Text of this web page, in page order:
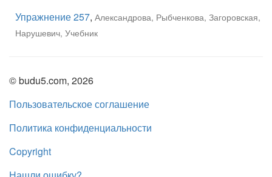
Упражнение 257, Александрова, Рыбченкова, Загоровская,
Нарушевич, Учебник
© budu5.com, 2026
Пользовательское соглашение
Политика конфиденциальности
Copyright